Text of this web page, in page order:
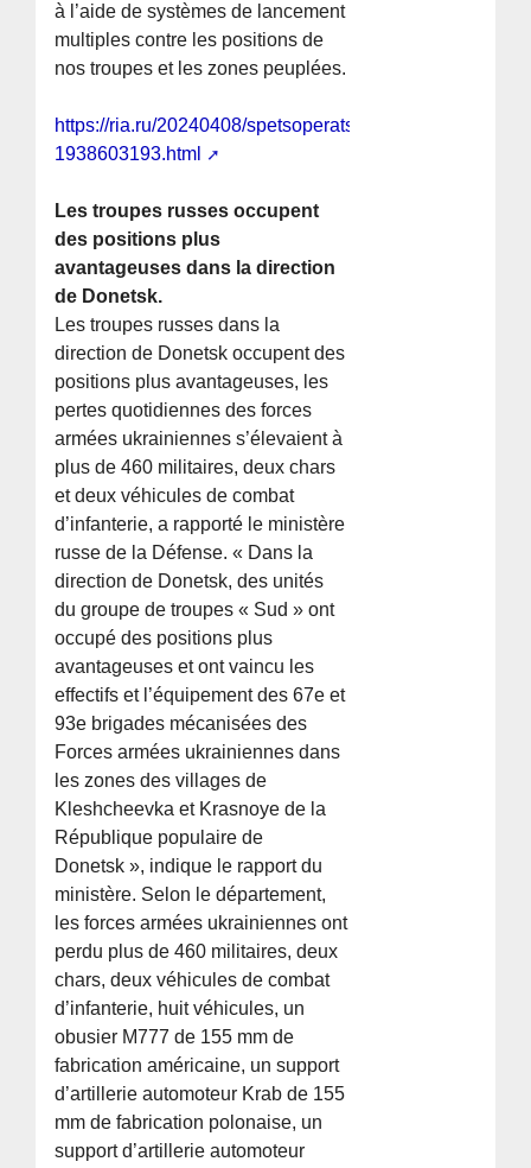
à l’aide de systèmes de lancement
multiples contre les positions de
nos troupes et les zones peuplées.
https://ria.ru/20240408/spetsoperatsiya-
1938603193.html
Les troupes russes occupent
des positions plus
avantageuses dans la direction
de Donetsk.
Les troupes russes dans la
direction de Donetsk occupent des
positions plus avantageuses, les
pertes quotidiennes des forces
armées ukrainiennes s’élevaient à
plus de 460 militaires, deux chars
et deux véhicules de combat
d’infanterie, a rapporté le ministère
russe de la Défense. « Dans la
direction de Donetsk, des unités
du groupe de troupes « Sud » ont
occupé des positions plus
avantageuses et ont vaincu les
effectifs et l’équipement des 67e et
93e brigades mécanisées des
Forces armées ukrainiennes dans
les zones des villages de
Kleshcheevka et Krasnoye de la
République populaire de
Donetsk », indique le rapport du
ministère. Selon le département,
les forces armées ukrainiennes ont
perdu plus de 460 militaires, deux
chars, deux véhicules de combat
d’infanterie, huit véhicules, un
obusier M777 de 155 mm de
fabrication américaine, un support
d’artillerie automoteur Krab de 155
mm de fabrication polonaise, un
support d’artillerie automoteur